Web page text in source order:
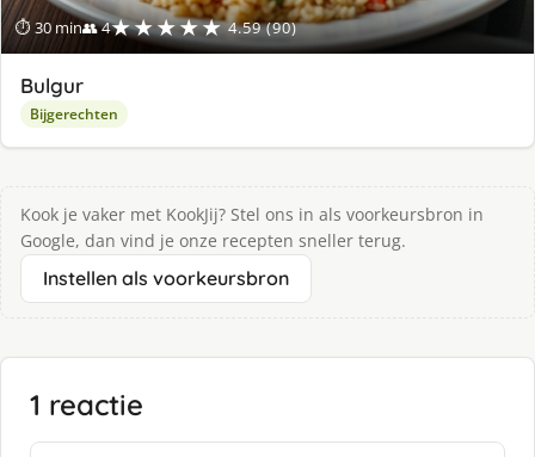
⏱ 30 min👥 4★★★★★ 4.59 (90)
Bulgur
Bijgerechten
Kook je vaker met KookJij? Stel ons in als voorkeursbron in
Google, dan vind je onze recepten sneller terug.
Instellen als voorkeursbron
1 reactie